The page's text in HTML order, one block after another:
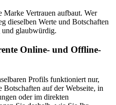
Marke Vertrauen aufbaut. Wer
dieselben Werte und Botschaften
glaubwürdig.
Online- und Offline-
Profils funktioniert nur,
auf der Webseite, in
oder im direkten